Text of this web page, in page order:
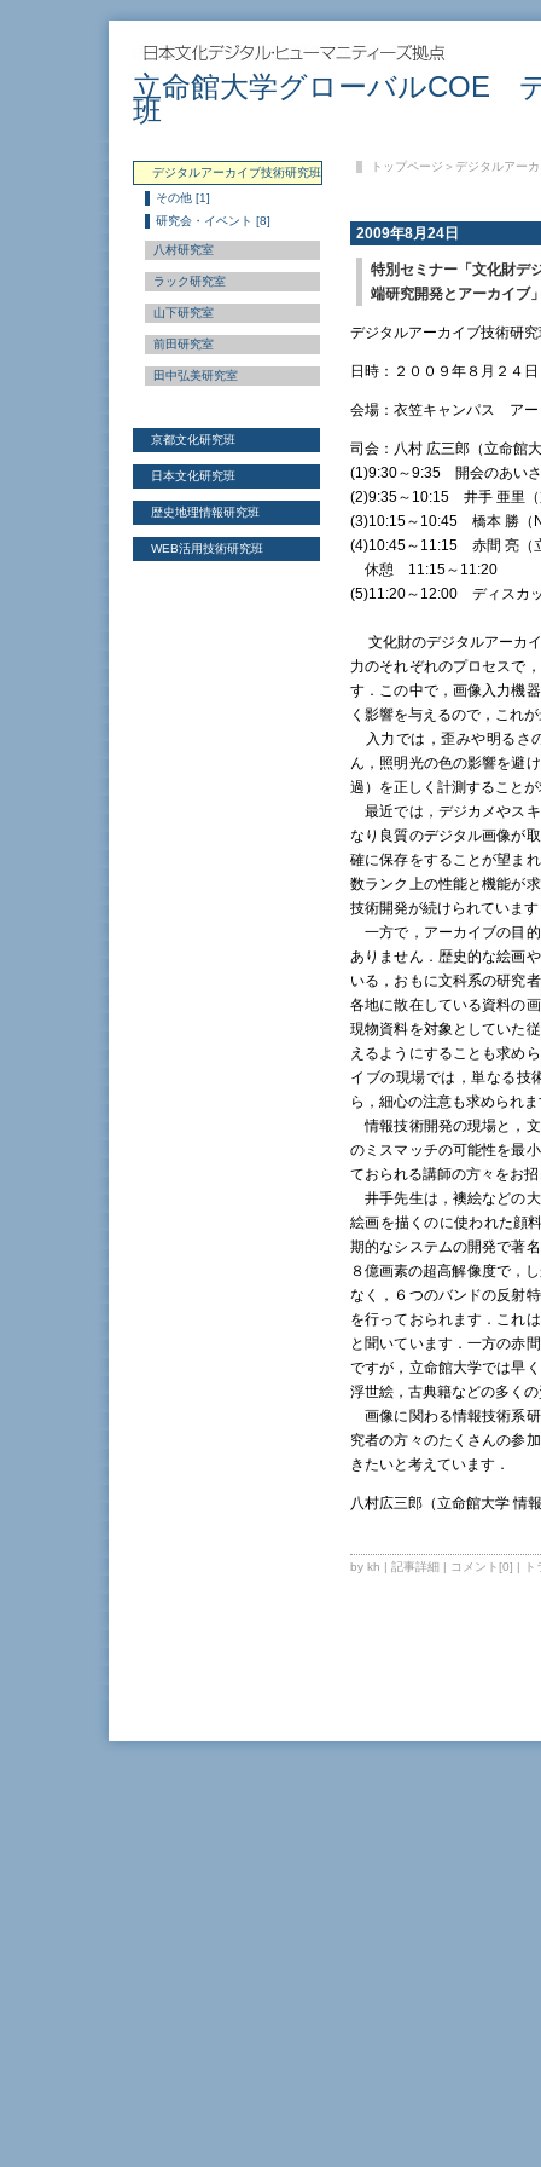
立命館大学グローバルCOE
班
デジタルアーカイブ技術研究班
その他 [1]
研究会・イベント [8]
八村研究室
ラック研究室
山下研究室
前田研究室
田中弘美研究室
京都文化研究班
日本文化研究班
歴史地理情報研究班
WEB活用技術研究班
トップページ ＞ デジタルアー
2009年8月24日
特別セミナー「文化財デ
端研究開発とアーカイブ
デジタルアーカイブ技術研
日時：２００９年８月２４
会場：衣笠キャンパス アー
司会：八村 広三郎（立命館
(1)9:30～9:35 開会のあい
(2)9:35～10:15 井手 亜里（
(3)10:15～10:45 橋本 勝（
(4)10:45～11:15 赤間 亮（
休憩 11:15～11:20
(5)11:20～12:00 ディスカ
文化財のデジタルアーカ
力のそれぞれのプロセスで
す．この中で，画像入力機
く影響を与えるので，これ
入力では，歪みや明るさ
ん，照明光の色の影響を避
過）を正しく計測すること
最近では，デジカメやス
なり良質のデジタル画像が
確に保存をすることが望ま
数ランク上の性能と機能が
技術開発が続けられていま
一方で，アーカイブの目
ありません．歴史的な絵画
いる，おもに文科系の研究
各地に散在している資料の
現物資料を対象としていた
えるようにすることも求め
イブの現場では，単なる技
ら，細心の注意も求められ
情報技術開発の現場と，
のミスマッチの可能性を最
ておられる講師の方々をお
井手先生は，襖絵などの
絵画を描くのに使われた顔
期的なシステムの開発で著
８億画素の超高解像度で，
なく，６つのバンドの反射
を行っておられます．これ
と聞いています．一方の赤
ですが，立命館大学では早
浮世絵，古典籍などの多く
画像に関わる情報技術系
究者の方々のたくさんの参
きたいと考えています．
八村広三郎（立命館大学 情
by kh | 記事詳細 | コメント[0] |